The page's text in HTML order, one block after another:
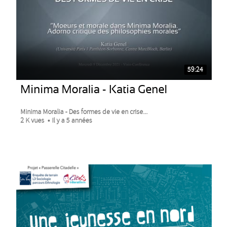
59:24
Minima Moralia - Katia Genel
Minima Moralia - Des formes de vie en crise...
2 K vues
Il y a 5 années